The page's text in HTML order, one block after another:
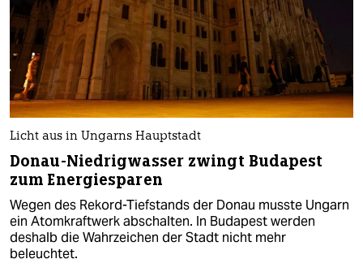
Licht aus in Ungarns Hauptstadt
Donau-Niedrigwasser zwingt Budapest
zum Energiesparen
Wegen des Rekord-Tiefstands der Donau musste Ungarn
ein Atomkraftwerk abschalten. In Budapest werden
deshalb die Wahrzeichen der Stadt nicht mehr
beleuchtet.